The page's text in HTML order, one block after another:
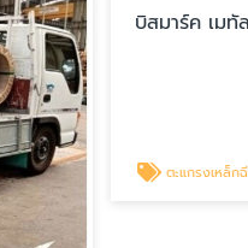
บิสมาร์ค เมทัล
ตะแกรงเหล็กฉีก ตะแกรงเหล็กเจาะรู ชลบุรี